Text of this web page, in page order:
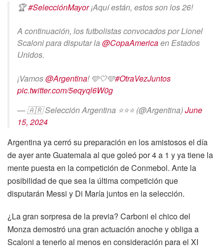
🏆#SelecciónMayor¡Aquí están, estos son los 26!
A continuación, los futbolistas convocados por Lionel
Scaloni para disputar la@CopaAmericaen Estados
Unidos.
¡Vamos@Argentina! 🩵🤍🩵#OtraVezJuntos
pic.twitter.com/5eqyql6W0g
— 🇦🇷 Selección Argentina ⭐⭐⭐ (@Argentina)June
15, 2024
Argentina ya cerró su preparación en los amistosos el día
de ayer ante Guatemala al que goleó por 4 a 1 y ya tiene la
mente puesta en la competición de Conmebol. Ante la
posibilidad de que sea la última competición que
disputarán Messi y Di María juntos en la selección.
¿La gran sorpresa de la previa? Carboni el chico del
Monza demostró una gran actuación anoche y obliga a
Scaloni a tenerlo al menos en consideración para el XI